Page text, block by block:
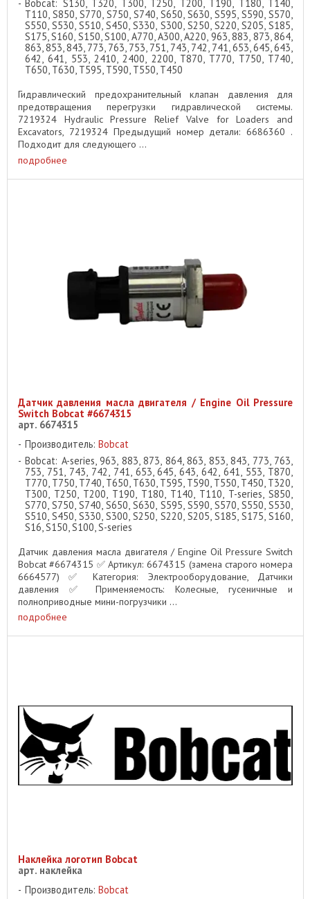
Bobcat: S130, T320, T300, T250, T200, T190, T180, T140,
T110, S850, S770, S750, S740, S650, S630, S595, S590, S570,
S550, S530, S510, S450, S330, S300, S250, S220, S205, S185,
S175, S160, S150, S100, A770, A300, A220, 963, 883, 873, 864,
863, 853, 843, 773, 763, 753, 751, 743, 742, 741, 653, 645, 643,
642, 641, 553, 2410, 2400, 2200, T870, T770, T750, T740,
T650, T630, T595, T590, T550, T450
Гидравлический предохранительный клапан давления для
предотвращения перегрузки гидравлической системы.
7219324 Hydraulic Pressure Relief Valve for Loaders and
Excavators, 7219324 Предыдущий номер детали: 6686360 .
Подходит для следующего ...
подробнее
Датчик давления масла двигателя / Engine Oil Pressure
Switch Bobcat #6674315
арт. 6674315
Производитель: Bobcat
Bobcat: A-series, 963, 883, 873, 864, 863, 853, 843, 773, 763,
753, 751, 743, 742, 741, 653, 645, 643, 642, 641, 553, T870,
T770, T750, T740, T650, T630, T595, T590, T550, T450, T320,
T300, T250, T200, T190, T180, T140, T110, T-series, S850,
S770, S750, S740, S650, S630, S595, S590, S570, S550, S530,
S510, S450, S330, S300, S250, S220, S205, S185, S175, S160,
S16, S150, S100, S-series
Датчик давления масла двигателя / Engine Oil Pressure Switch
Bobcat #6674315 ✅ Артикул: 6674315 (замена старого номера
6664577) ✅ Категория: Электрооборудование, Датчики
давления ✅ Применяемость: Колесные, гусеничные и
полноприводные мини-погрузчики ...
подробнее
Наклейка логотип Bobcat
арт. наклейка
Производитель: Bobcat